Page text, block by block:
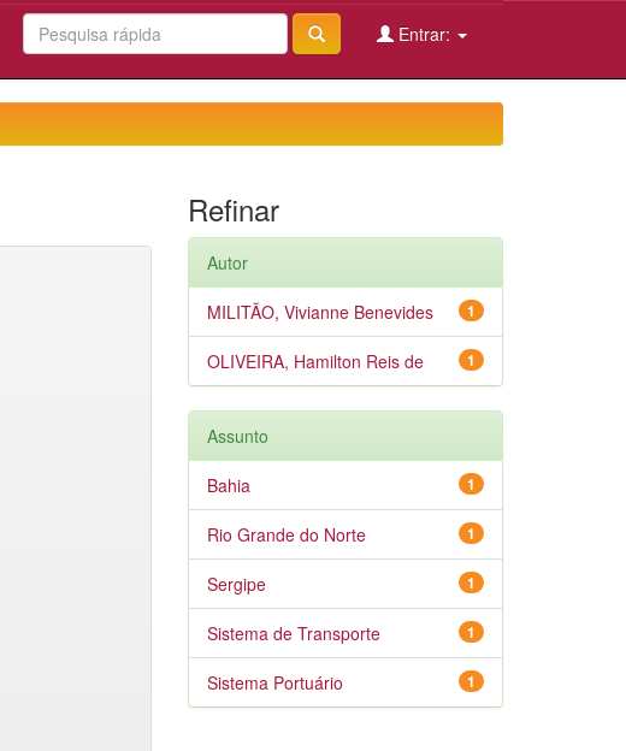
Entrar:
Refinar
Autor
1
MILITÃO, Vivianne Benevides
1
OLIVEIRA, Hamilton Reis de
Assunto
1
Bahia
1
Rio Grande do Norte
1
Sergipe
1
Sistema de Transporte
1
Sistema Portuário